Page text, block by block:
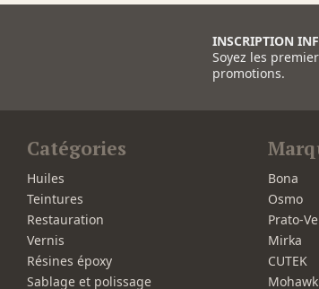
INSCRIPTION
Soyez les
promotions.
Catégories
Huiles
Teintures
Restauration
Vernis
Résines époxy
Sablage et polissage
Bona
Osmo
Prato-
Mirka
CUTEK
Mohawk